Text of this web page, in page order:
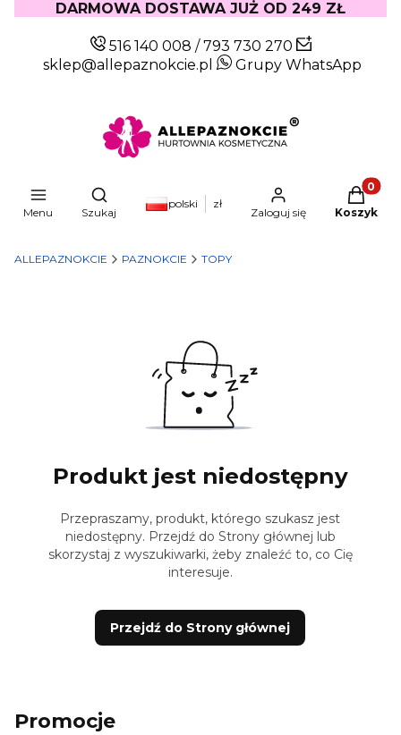
DARMOWA DOSTAWA JUŻ OD 249 ZŁ
516 140 008 /793 730 270
sklep@allepaznokcie.pl
Grupy WhatsApp
Menu
Otwórz wyszukiwarkę
Szukaj
polski zł
Zaloguj się Koszyk
ALLEPAZNOKCIE PAZNOKCIE TOPY
Produkt jest niedostępny
Przepraszamy, produkt, którego szukasz jest
niedostępny. Przejdź do Strony głównej lub
skorzystaj z wyszukiwarki, żeby znaleźć to, co Cię
interesuje.
Przejdź do Strony głównej
Promocje